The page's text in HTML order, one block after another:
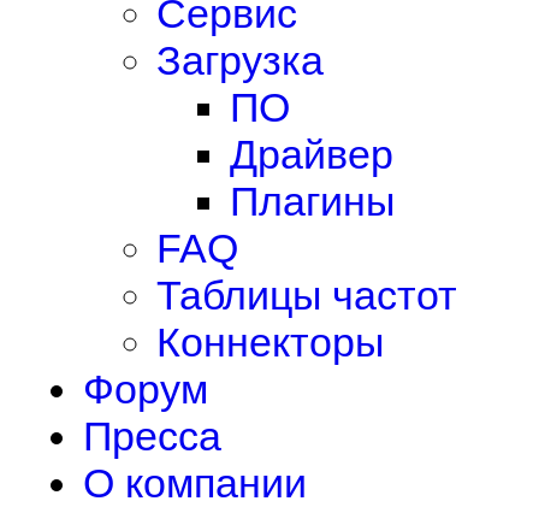
Сервис
Загрузка
ПО
Драйвер
Плагины
FAQ
Таблицы частот
Коннекторы
Форум
Пресса
О компании